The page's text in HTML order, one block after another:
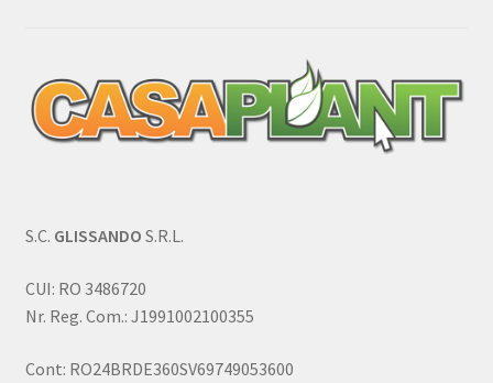
S.C. GLISSANDO S.R.L.
CUI: RO 3486720
Nr. Reg. Com.: J1991002100355
Cont: RO24BRDE360SV69749053600